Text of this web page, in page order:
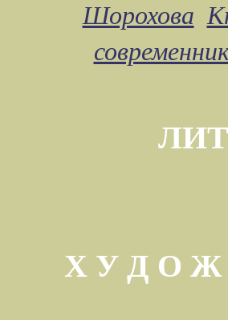
Шорохова
Х У Д О